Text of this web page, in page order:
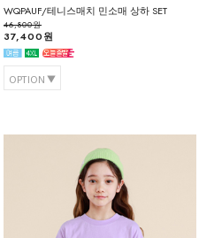
WQPAUF/테니스매치 민소매 상하 SET
46,800원
37,400원
OPTION